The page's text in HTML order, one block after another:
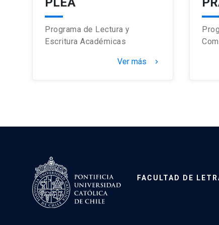
Programa de Lectura y
Escritura Académicas
Ver más keyboard_arrow_right
FACULTAD DE